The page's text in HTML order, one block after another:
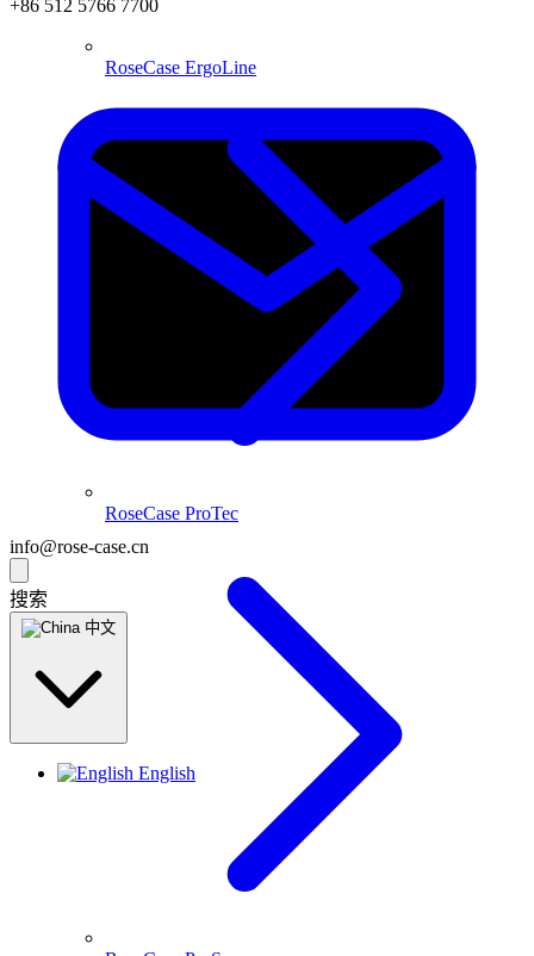
+86 512 5766 7700
info@rose-case.cn
搜索
中文
English
RoseCase ErgoLine
RoseCase ProTec